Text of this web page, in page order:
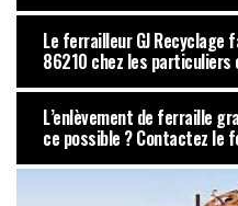
Le ferrailleur GJ
86210 chez les
L’enlèvement de ferraille
ce possible ? Contactez le